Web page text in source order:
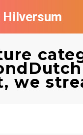
we
in Hilversum
in Hilversum